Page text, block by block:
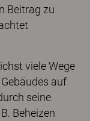
Beitrag zu
viele Wege
auf
seine
Beheizen